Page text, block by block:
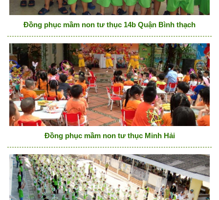
Đồng phục mầm non tư thục 14b Quận Bình thạch
Đồng phục mầm non tư thục Minh Hải